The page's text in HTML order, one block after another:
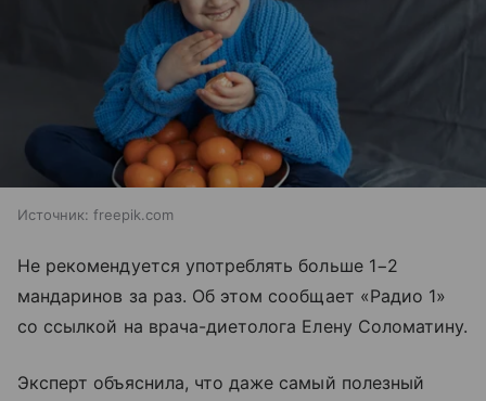
Источник: freepik.com
Не рекомендуется употреблять больше 1−2
мандаринов за раз. Об этом сообщает «Радио 1»
со ссылкой на врача-диетолога Елену Соломатину.
Эксперт объяснила, что даже самый полезный